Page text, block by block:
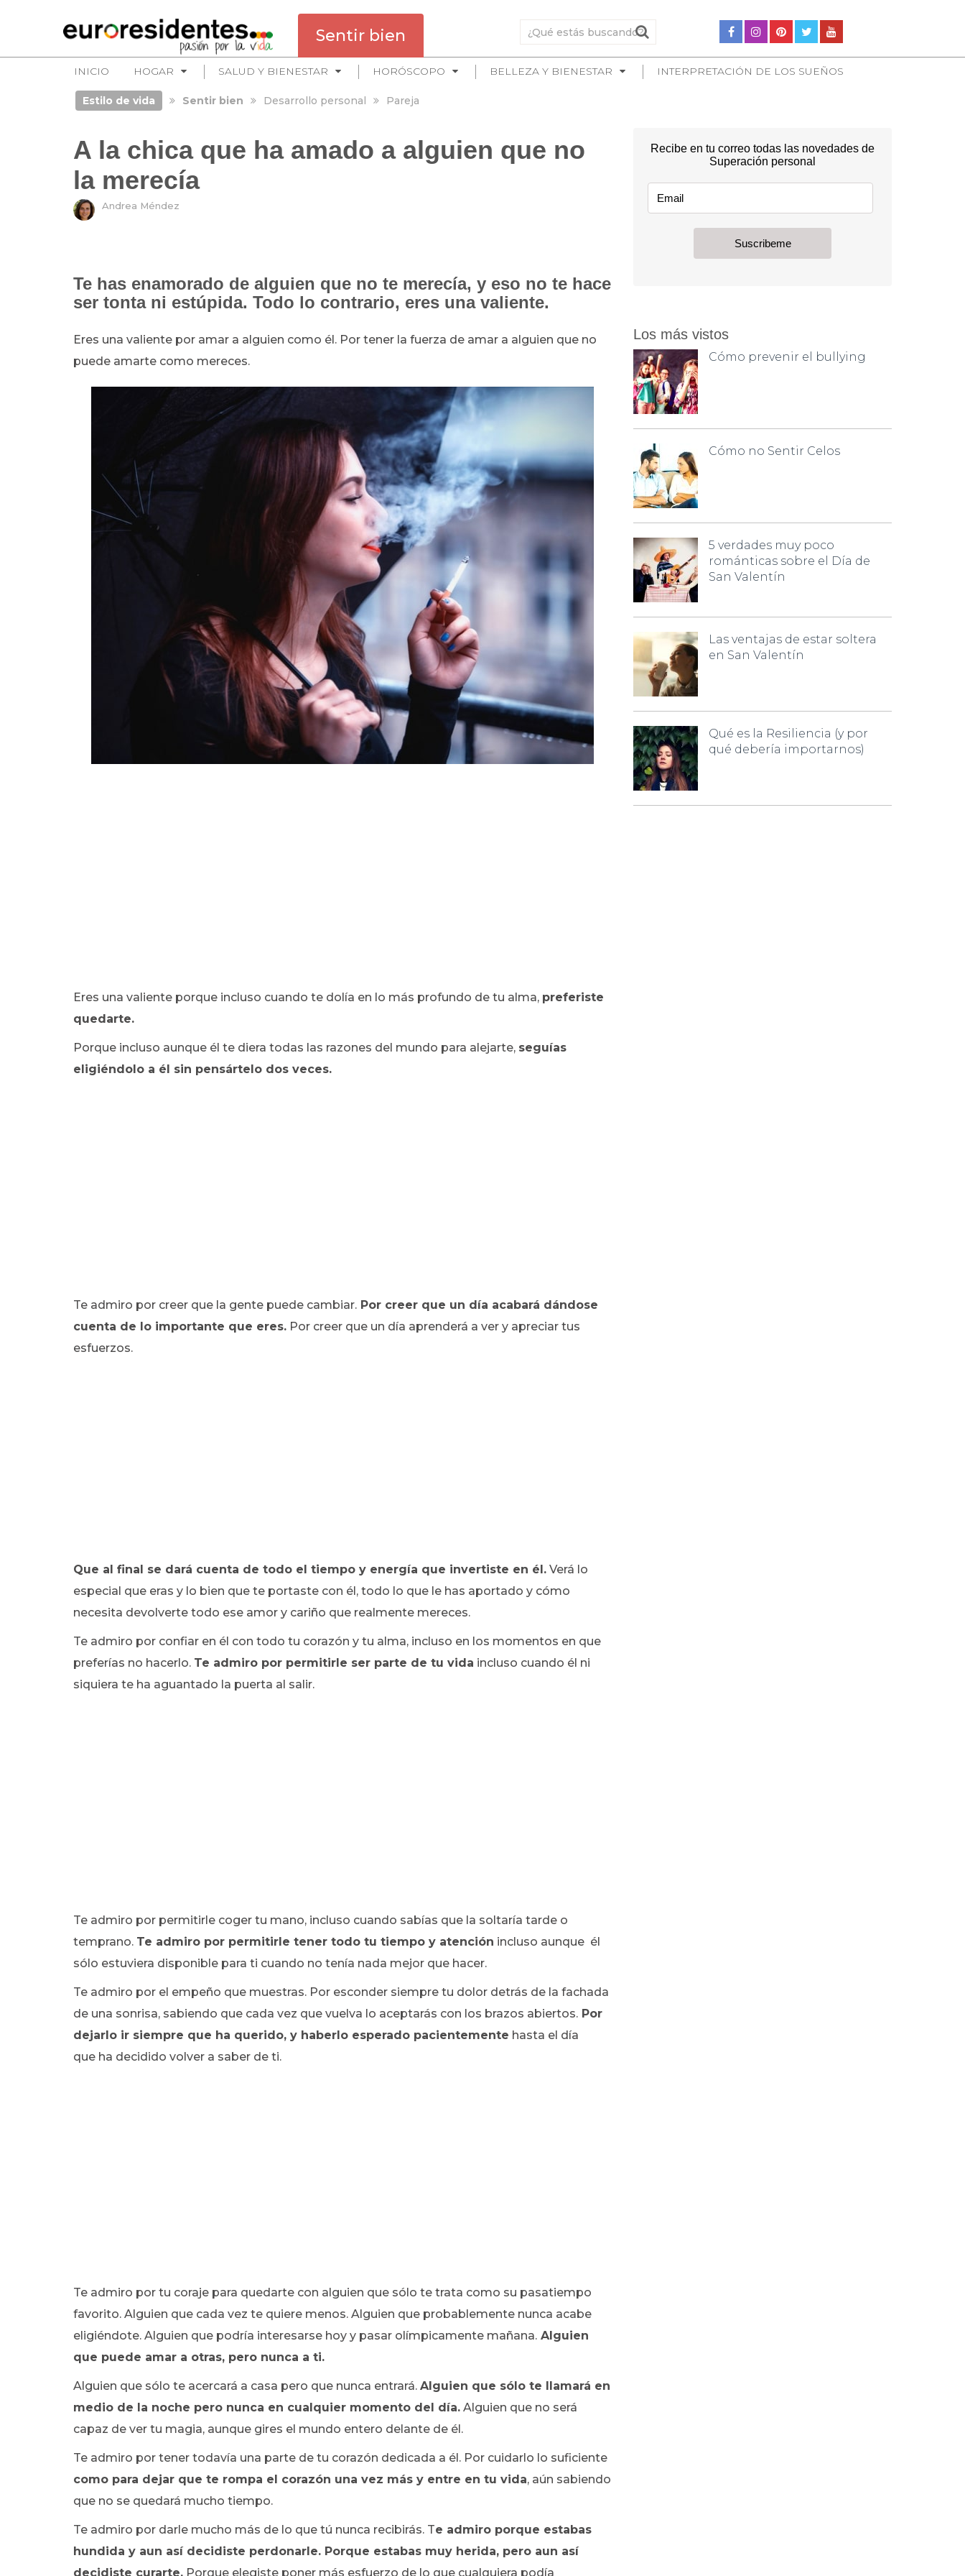
Sentir bien
INICIO HOGAR SALUD Y BIENESTAR HORÓSCOPO BELLEZA Y BIENESTAR INTERPRETACIÓN DE LOS SUEÑOS
Estilo de vida Sentir bien Desarrollo personal Pareja
A la chica que ha amado a alguien que no
la merecía
Andrea Méndez
Te has enamorado de alguien que no te merecía, y eso no te hace
ser tonta ni estúpida. Todo lo contrario, eres una valiente.
Eres una valiente por amar a alguien como él. Por tener la fuerza de amar a alguien que no
puede amarte como mereces.
Eres una valiente porque incluso cuando te dolía en lo más profundo de tu alma, preferiste
quedarte.
Porque incluso aunque él te diera todas las razones del mundo para alejarte, seguías
eligiéndolo a él sin pensártelo dos veces.
Te admiro por creer que la gente puede cambiar. Por creer que un día acabará dándose
cuenta de lo importante que eres. Por creer que un día aprenderá a ver y apreciar tus
esfuerzos.
Que al final se dará cuenta de todo el tiempo y energía que invertiste en él. Verá lo
especial que eras y lo bien que te portaste con él, todo lo que le has aportado y cómo
necesita devolverte todo ese amor y cariño que realmente mereces.
Te admiro por confiar en él con todo tu corazón y tu alma, incluso en los momentos en que
preferías no hacerlo. Te admiro por permitirle ser parte de tu vida incluso cuando él ni
siquiera te ha aguantado la puerta al salir.
Te admiro por permitirle coger tu mano, incluso cuando sabías que la soltaría tarde o
temprano. Te admiro por permitirle tener todo tu tiempo y atención incluso aunque él
sólo estuviera disponible para ti cuando no tenía nada mejor que hacer.
Te admiro por el empeño que muestras. Por esconder siempre tu dolor detrás de la fachada
de una sonrisa, sabiendo que cada vez que vuelva lo aceptarás con los brazos abiertos. Por
dejarlo ir siempre que ha querido, y haberlo esperado pacientemente hasta el día
que ha decidido volver a saber de ti.
Te admiro por tu coraje para quedarte con alguien que sólo te trata como su pasatiempo
favorito. Alguien que cada vez te quiere menos. Alguien que probablemente nunca acabe
eligiéndote. Alguien que podría interesarse hoy y pasar olímpicamente mañana. Alguien
que puede amar a otras, pero nunca a ti.
Alguien que sólo te acercará a casa pero que nunca entrará. Alguien que sólo te llamará en
medio de la noche pero nunca en cualquier momento del día. Alguien que no será
capaz de ver tu magia, aunque gires el mundo entero delante de él.
Te admiro por tener todavía una parte de tu corazón dedicada a él. Por cuidarlo lo suficiente
como para dejar que te rompa el corazón una vez más y entre en tu vida, aún sabiendo
que no se quedará mucho tiempo.
Te admiro por darle mucho más de lo que tú nunca recibirás. Te admiro porque estabas
hundida y aun así decidiste perdonarle. Porque estabas muy herida, pero aun así
decidiste curarte. Porque elegiste poner más esfuerzo de lo que cualquiera podía
Los más vistos
Cómo prevenir el bullying
Cómo no Sentir Celos
5 verdades muy poco
románticas sobre el Día de
San Valentín
Las ventajas de estar soltera
en San Valentín
Qué es la Resiliencia (y por
qué debería importarnos)